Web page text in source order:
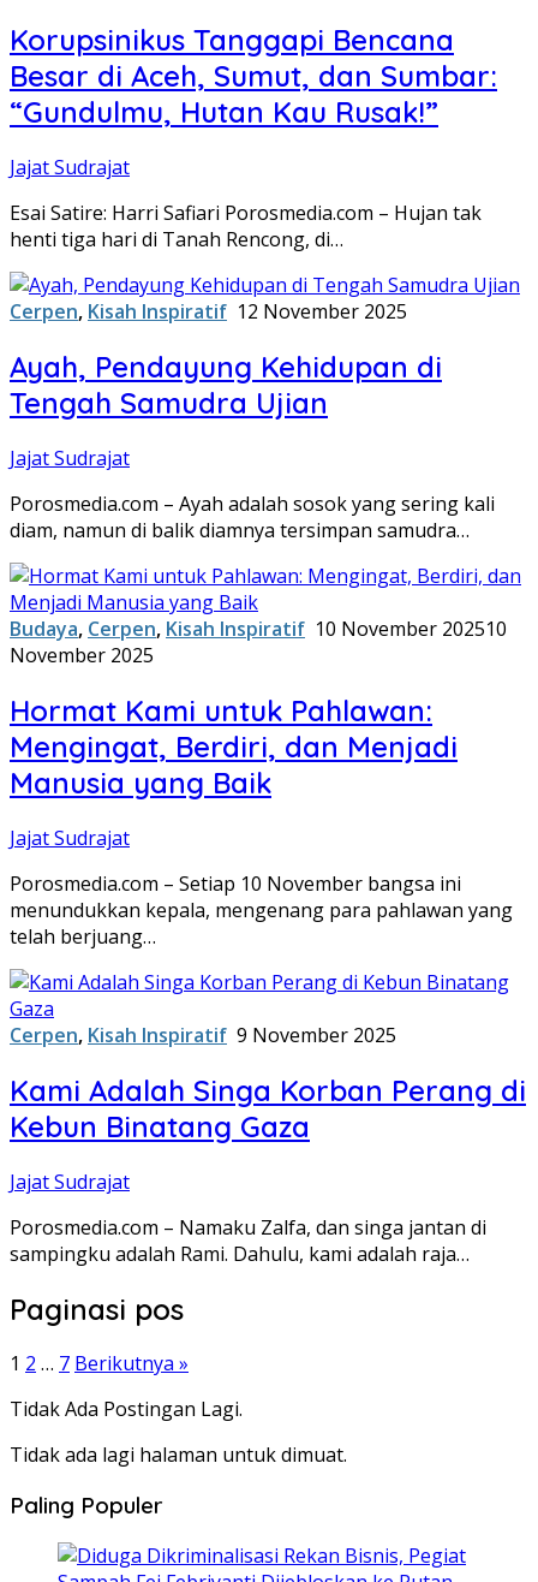
Korupsinikus Tanggapi Bencana
Besar di Aceh, Sumut, dan Sumbar:
“Gundulmu, Hutan Kau Rusak!”
Jajat Sudrajat
Esai Satire: Harri Safiari Porosmedia.com – Hujan tak
henti tiga hari di Tanah Rencong, di…
Cerpen, Kisah Inspiratif 12 November 2025
Ayah, Pendayung Kehidupan di
Tengah Samudra Ujian
Jajat Sudrajat
Porosmedia.com – Ayah adalah sosok yang sering kali
diam, namun di balik diamnya tersimpan samudra…
Budaya, Cerpen, Kisah Inspiratif 10 November 202510
November 2025
Hormat Kami untuk Pahlawan:
Mengingat, Berdiri, dan Menjadi
Manusia yang Baik
Jajat Sudrajat
Porosmedia.com – Setiap 10 November bangsa ini
menundukkan kepala, mengenang para pahlawan yang
telah berjuang…
Cerpen, Kisah Inspiratif 9 November 2025
Kami Adalah Singa Korban Perang di
Kebun Binatang Gaza
Jajat Sudrajat
Porosmedia.com – Namaku Zalfa, dan singa jantan di
sampingku adalah Rami. Dahulu, kami adalah raja…
Paginasi pos
1 2 … 7 Berikutnya »
Tidak Ada Postingan Lagi.
Tidak ada lagi halaman untuk dimuat.
Paling Populer